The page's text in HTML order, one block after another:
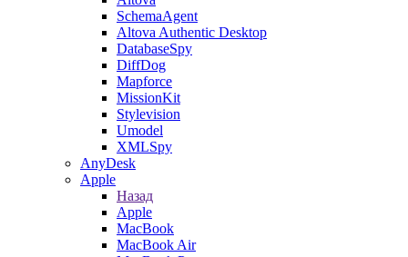
SchemaAgent
Altova Authentic Desktop
DatabaseSpy
DiffDog
Mapforce
MissionKit
Stylevision
Umodel
XMLSpy
AnyDesk
Apple
Назад
Apple
MacBook
MacBook Air